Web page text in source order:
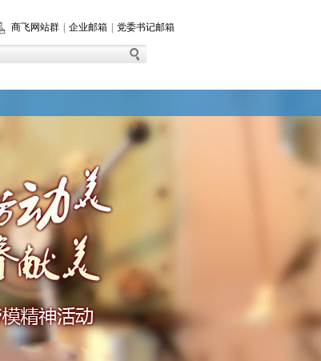
商飞网站群 企业邮箱 党委书记邮箱